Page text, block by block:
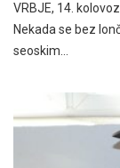
VRBJE, 14.
Nekada se bez
seoskim…